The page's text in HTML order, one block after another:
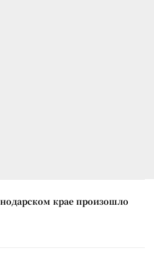
крае произошло